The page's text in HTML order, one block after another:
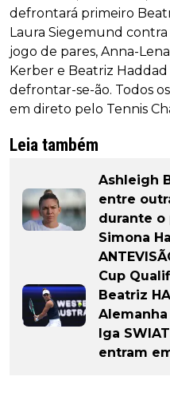
defrontará primeiro
Laura Siegemund
jogo de pares, Anna-
Kerber e Beatriz Haddad
defrontar-se-ão. Todos
em direto pelo Tennis
Leia também
Ashleigh
entre
durante
Simona
Cup
Beatriz
Alemanha
Iga
entram